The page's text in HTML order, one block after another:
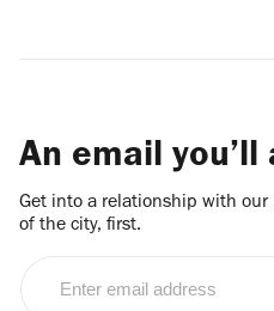
An email
Get into a relationship with our
of the city, first.
email